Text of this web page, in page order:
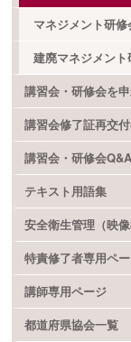
マネジメント研修
建廃マネジメント
講習会・研修会を
講習会修了証再交
講習会・研修会Q&A
テキスト用語集
安全衛生管理（映像
特責修了者専用ペ
講師専用ページ
都道府県協会一覧